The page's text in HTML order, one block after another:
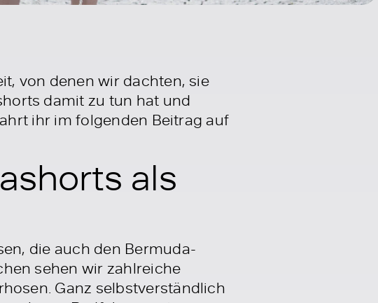
von denen wir dachten, sie
damit zu tun hat und
ihr im folgenden Beitrag auf
als
die auch den Bermuda-
sehen wir zahlreiche
Ganz selbstverständlich